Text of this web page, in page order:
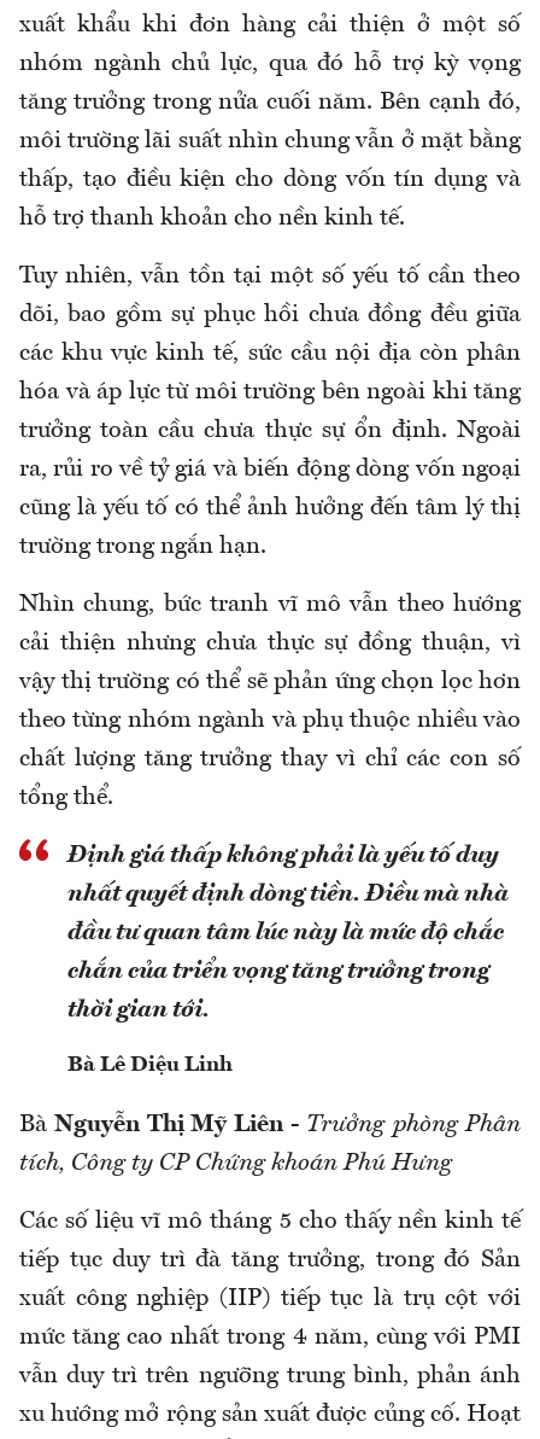
xuất khẩu khi đơn hàng cải thiện ở một số
nhóm ngành chủ lực, qua đó hỗ trợ kỳ vọng
tăng trưởng trong nửa cuối năm. Bên cạnh đó,
môi trường lãi suất nhìn chung vẫn ở mặt bằng
thấp, tạo điều kiện cho dòng vốn tín dụng và
hỗ trợ thanh khoản cho nền kinh tế.
Tuy nhiên, vẫn tồn tại một số yếu tố cần theo
dõi, bao gồm sự phục hồi chưa đồng đều giữa
các khu vực kinh tế, sức cầu nội địa còn phân
hóa và áp lực từ môi trường bên ngoài khi tăng
trưởng toàn cầu chưa thực sự ổn định. Ngoài
ra, rủi ro về tỷ giá và biến động dòng vốn ngoại
cũng là yếu tố có thể ảnh hưởng đến tâm lý thị
trường trong ngắn hạn.
Nhìn chung, bức tranh vĩ mô vẫn theo hướng
cải thiện nhưng chưa thực sự đồng thuận, vì
vậy thị trường có thể sẽ phản ứng chọn lọc hơn
theo từng nhóm ngành và phụ thuộc nhiều vào
chất lượng tăng trưởng thay vì chỉ các con số
tổng thể.
Định giá thấp không phải là yếu tố duy
nhất quyết định dòng tiền. Điều mà nhà
đầu tư quan tâm lúc này là mức độ chắc
chắn của triển vọng tăng trưởng trong
thời gian tới.
Bà Lê Diệu Linh
BàNguyễn Thị Mỹ Liên- Trưởng phòng Phân
tích, Công ty CP Chứng khoán Phú Hưng
Các số liệu vĩ mô tháng 5 cho thấy nền kinh tế
tiếp tục duy trì đà tăng trưởng, trong đó Sản
xuất công nghiệp (IIP) tiếp tục là trụ cột với
mức tăng cao nhất trong 4 năm, cùng với PMI
vẫn duy trì trên ngưỡng trung bình, phản ánh
xu hướng mở rộng sản xuất được củng cố. Hoạt